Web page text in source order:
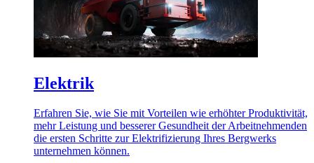
Elektrik
Erfahren Sie, wie Sie mit Vorteilen wie erhöhter Produktivität,
mehr Leistung und besserer Gesundheit der Arbeitnehmenden
die ersten Schritte zur Elektrifizierung Ihres Bergwerks
unternehmen können.